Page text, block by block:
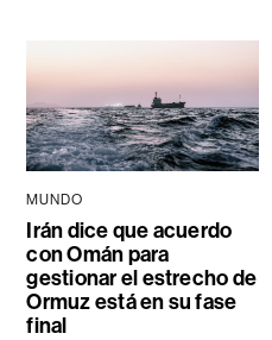
MUNDO
Irán dice que acuerdo
con Omán para
gestionar el estrecho de
Ormuz está en su fase
final